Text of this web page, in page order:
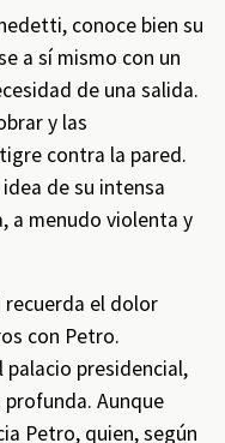
conoce bien su
a sí mismo con un
de una salida.
y las
contra la pared.
de su intensa
a menudo violenta y
el dolor
con Petro.
presidencial,
Aunque
Petro, quien, según